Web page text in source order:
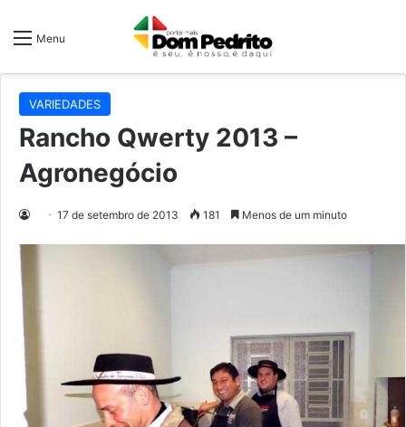
Menu
VARIEDADES
Rancho Qwerty 2013 –
Agronegócio
17 de setembro de 2013 181 Menos de um minuto